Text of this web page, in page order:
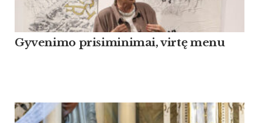
Gyvenimo prisiminimai, virtę menu